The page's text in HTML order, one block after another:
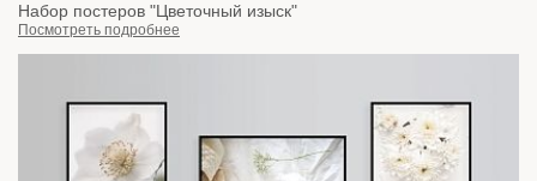
Набор постеров "Цветочный изыск"
Посмотреть подробнее